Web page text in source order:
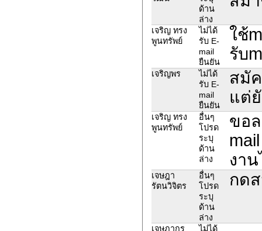
ด้าน
ล่าง
เจริญ ทรง​
พูน​ทรัพย์
ไม่ได้
รับ E-
mail
ยืนยัน
ใช้
รับ
เจริญพร
ไม่ได้
รับ E-
mail
ยืนยัน
สมั
แต่
เจริญ​ ทรง
พูนทรัพย์
อื่นๆ
โปรด
ระบุ
ด้าน
ล่าง
ขอ
งา
เจษฎา
รัตนวิจิตร
อื่นๆ
โปรด
ระบุ
ด้าน
ล่าง
กด
เจษฎากร
ไม่ได้